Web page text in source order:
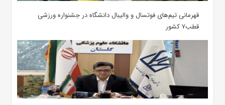
قهرمانی تیم‌های فوتسال و والیبال دانشگاه در جشنواره ورزشی
قطب۷ کشور